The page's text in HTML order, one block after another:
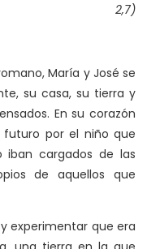
2,7)
María y José se
su casa, su tierra y
En su corazón
futuro por el niño que
iban cargados de las
de aquellos que
experimentar que era